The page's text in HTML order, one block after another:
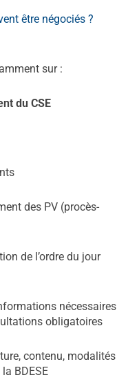
être négociés ?
sur :
du CSE
des PV (procès-
de l’ordre du jour
nécessaires
obligatoires
contenu, modalités
BDESE